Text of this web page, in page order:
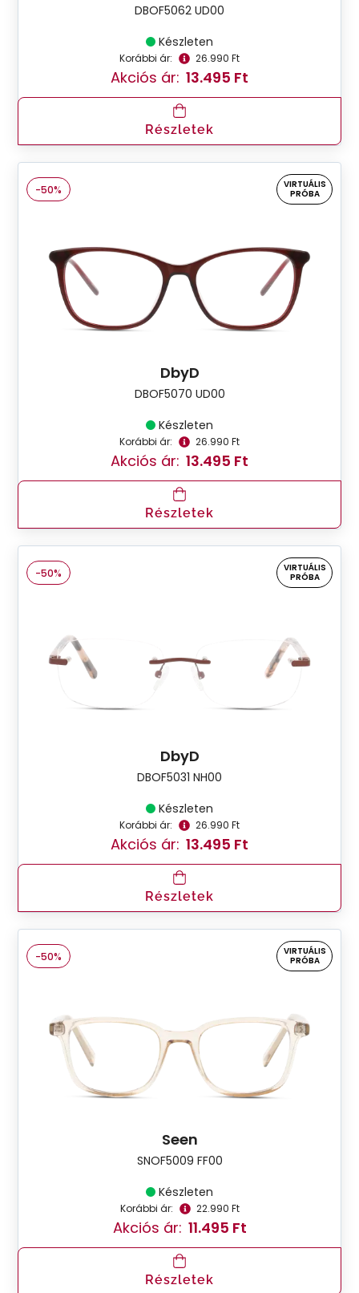
DBOF5062 UD00
Készleten
Korábbi ár: 26.990 Ft
Akciós ár: 13.495 Ft
Részletek
-50%
VIRTUÁLIS
PRÓBA
DbyD
DBOF5070 UD00
Készleten
Korábbi ár: 26.990 Ft
Akciós ár: 13.495 Ft
Részletek
-50%
VIRTUÁLIS
PRÓBA
DbyD
DBOF5031 NH00
Készleten
Korábbi ár: 26.990 Ft
Akciós ár: 13.495 Ft
Részletek
-50%
VIRTUÁLIS
PRÓBA
Seen
SNOF5009 FF00
Készleten
Korábbi ár: 22.990 Ft
Akciós ár: 11.495 Ft
Részletek